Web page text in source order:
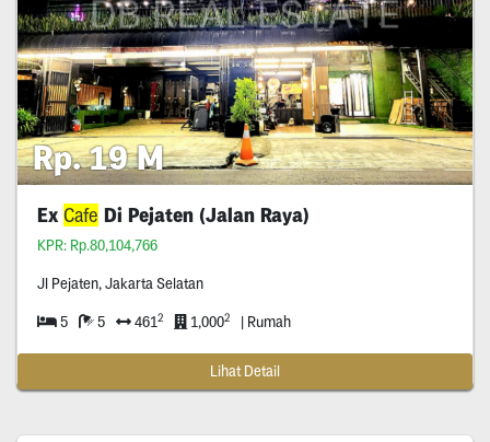
Rp. 19 M
Ex Cafe Di Pejaten (Jalan Raya)
KPR: Rp.80,104,766
Jl Pejaten, Jakarta Selatan
5 5 4612 1,0002 | Rumah
Lihat Detail